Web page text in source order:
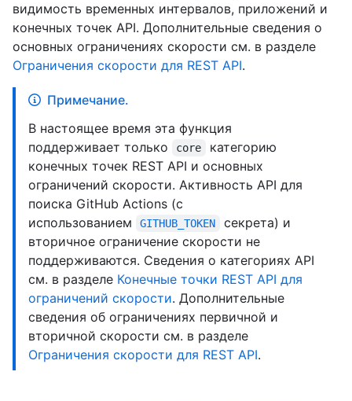
видимость временных интервалов, приложений и
конечных точек API. Дополнительные сведения о
основных ограничениях скорости см. в разделе
Ограничения скорости для REST API.
Примечание.
В настоящее время эта функция
поддерживает только
core
категорию
конечных точек REST API и основных
ограничений скорости. Активность API для
поиска GitHub Actions (с
использованием
GITHUB_TOKEN
секрета) и
вторичное ограничение скорости не
поддерживаются. Сведения о категориях API
см. в разделе Конечные точки REST API для
ограничений скорости. Дополнительные
сведения об ограничениях первичной и
вторичной скорости см. в разделе
Ограничения скорости для REST API.